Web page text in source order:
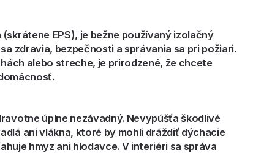
EPS), je bežne používaný izolačný
zdravia, bezpečnosti a správania sa pri požiari.
alebo streche, je prirodzené, že chcete
úplne nezávadný. Nevypúšťa škodlivé
ani vlákna, ktoré by mohli dráždiť dýchacie
hmyz ani hlodavce. V interiéri sa správa